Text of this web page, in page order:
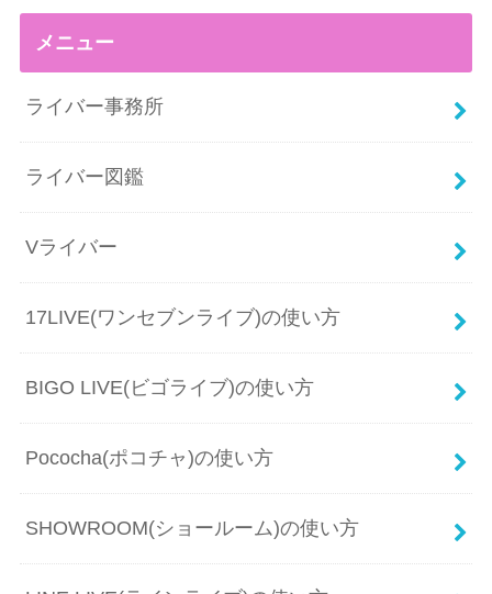
メニュー
ライバー事務所
ライバー図鑑
Vライバー
17LIVE(ワンセブンライブ)の使い方
BIGO LIVE(ビゴライブ)の使い方
Pococha(ポコチャ)の使い方
SHOWROOM(ショールーム)の使い方